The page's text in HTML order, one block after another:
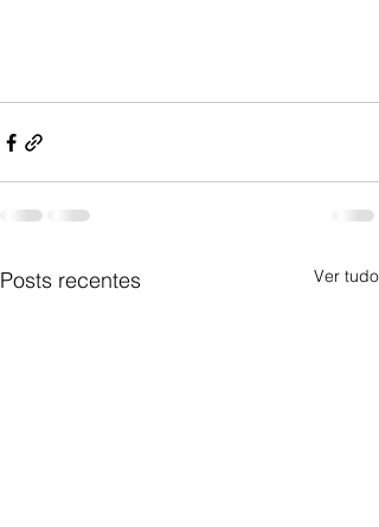
Posts recentes Ver tudo